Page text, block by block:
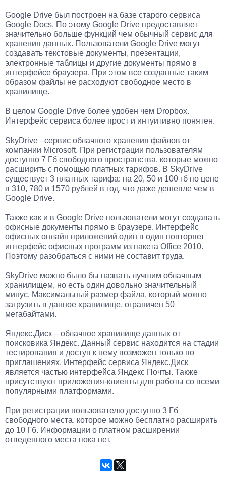
Google Drive был построен на базе старого сервиса
Google Docs. По этому Google Drive предоставляет
значительно больше функций чем обычный сервис для
хранения данных. Пользователи Google Drive могут
создавать текстовые документы, презентации,
электронные таблицы и другие документы прямо в
интерфейсе браузера. При этом все созданные таким
образом файлы не расходуют свободное место в
хранилище.
В целом Google Drive более удобен чем Dropbox.
Интерфейс сервиса более прост и интуитивно понятен.
SkyDrive –сервис облачного хранения файлов от
компании Microsoft. При регистрации пользователям
доступно 7 Гб свободного пространства, которые можно
расширить с помощью платных тарифов. В SkyDrive
существует 3 платных тарифа: на 20, 50 и 100 гб по цене
в 310, 780 и 1570 рублей в год, что даже дешевле чем в
Google Drive.
Также как и в Google Drive пользователи могут создавать
офисные документы прямо в браузере. Интерфейс
офисных онлайн приложений один в один повторяет
интерфейс офисных программ из пакета Office 2010.
Поэтому разобраться с ними не составит труда.
SkyDrive можно было бы назвать лучшим облачным
хранилищем, но есть один довольно значительный
минус. Максимальный размер файла, который можно
загрузить в данное хранилище, ограничен 50
мегабайтами.
Яндекс.Диск – облачное хранилище данных от
поисковика Яндекс. Данный сервис находится на стадии
тестирования и доступ к нему возможен только по
приглашениях. Интерфейс сервиса Яндекс.Диск
является частью интерфейса Яндекс Почты. Также
присутствуют приложения-клиенты для работы со всеми
популярными платформами.
При регистрации пользователю доступно 3 Гб
свободного места, которое можно бесплатно расширить
до 10 Гб. Информации о платном расширении
отведенного места пока нет.